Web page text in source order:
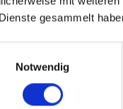
gesammelt
Notwendig
in
gemeinsam mit dem